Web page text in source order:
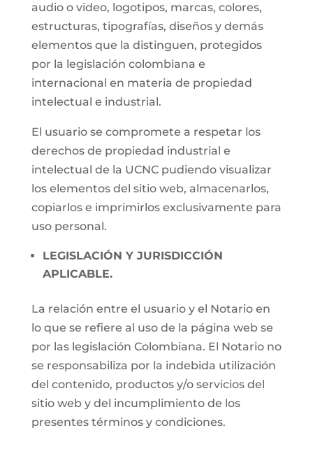
audio o video, logotipos, marcas, colores,
estructuras, tipografías, diseños y demás
elementos que la distinguen, protegidos
por la legislación colombiana e
internacional en materia de propiedad
intelectual e industrial.
El usuario se compromete a respetar los
derechos de propiedad industrial e
intelectual de la UCNC pudiendo visualizar
los elementos del sitio web, almacenarlos,
copiarlos e imprimirlos exclusivamente para
uso personal.
LEGISLACIÓN Y JURISDICCIÓN
APLICABLE.
La relación entre el usuario y el Notario en
lo que se refiere al uso de la página web se
por las legislación Colombiana. El Notario no
se responsabiliza por la indebida utilización
del contenido, productos y/o servicios del
sitio web y del incumplimiento de los
presentes términos y condiciones.